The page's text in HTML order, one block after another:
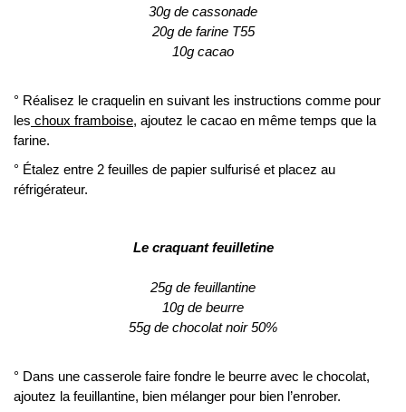
30g de cassonade
20g de farine T55
10g cacao
° Réalisez le craquelin en suivant les instructions comme pour
les choux framboise, ajoutez le cacao en même temps que la
farine.
° Étalez entre 2 feuilles de papier sulfurisé et placez au
réfrigérateur.
Le craquant feuilletine
25g de feuillantine
10g de beurre
55g de chocolat noir 50%
° Dans une casserole faire fondre le beurre avec le chocolat,
ajoutez la feuillantine, bien mélanger pour bien l’enrober.